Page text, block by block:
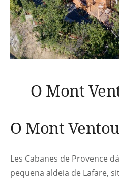
O Mont
O Mont
Les Cabanes de Provence
pequena aldeia de Lafare,